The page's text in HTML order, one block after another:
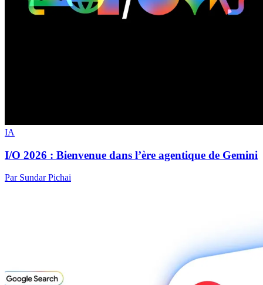
IA
I/O 2026 : Bienvenue dans l’ère agentique de Gemini
Par Sundar Pichai